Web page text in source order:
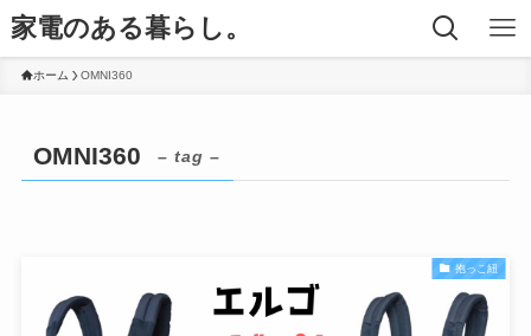
家電のある暮らし。
ホーム OMNI360
OMNI360 – tag –
抱っこ紐